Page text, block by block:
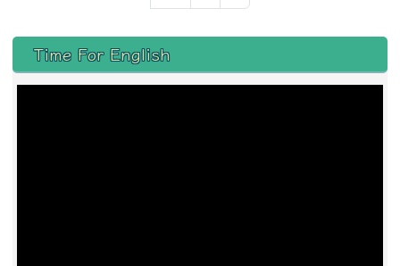
左邊區域內容
Time For English